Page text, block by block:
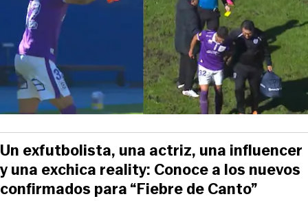
Un exfutbolista, una actriz, una influencer
y una exchica reality: Conoce a los nuevos
confirmados para “Fiebre de Canto”